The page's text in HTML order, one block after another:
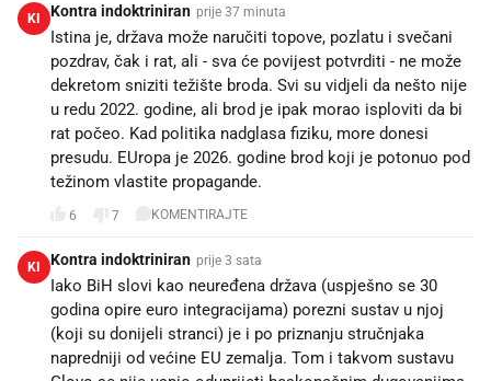
KI Kontra indoktriniran prije 37 minuta
Istina je, država može naručiti topove, pozlatu i svečani
pozdrav, čak i rat, ali - sva će povijest potvrditi - ne može
dekretom sniziti težište broda. Svi su vidjeli da nešto nije
u redu 2022. godine, ali brod je ipak morao isploviti da bi
rat počeo. Kad politika nadglasa fiziku, more donesi
presudu. EUropa je 2026. godine brod koji je potonuo pod
težinom vlastite propagande.
6 7 KOMENTIRAJTE
KI Kontra indoktriniran prije 3 sata
Iako BiH slovi kao neuređena država (uspješno se 30
godina opire euro integracijama) porezni sustav u njoj
(koji su donijeli stranci) je i po priznanju stručnjaka
napredniji od većine EU zemalja. Tom i takvom sustavu